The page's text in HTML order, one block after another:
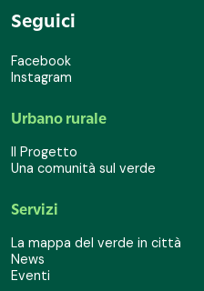
Seguici
Facebook
Instagram
Urbano rurale
Il Progetto
Una comunità sul verde
Servizi
La mappa del verde in città
News
Eventi